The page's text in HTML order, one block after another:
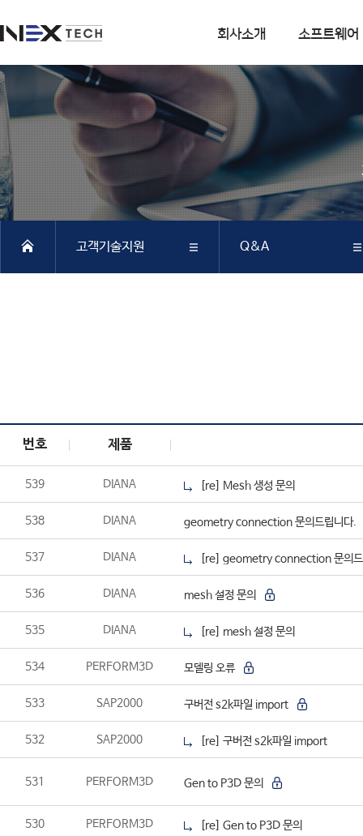
회사소개 소프트웨어
회사소개
회사연혁
사업분야
엔지니어링 사업
소프트웨어 사업
특허 및 인증
소프트웨어
DIANA
CSI
SOFiSTiK
ArCADiasoft
제품별 구매모듈소개
고객기술지원
교육센터
CONTACT
Q&A
공지사항
번호
제품
539 DIANA [re] Mesh 생성 문의
538 DIANA geometry connection 문의드립니다.
537 DIANA [re] geometry connection 문의드
536 DIANA mesh 설정 문의
535 DIANA [re] mesh 설정 문의
534 PERFORM3D 모델링 오류
533 SAP2000 구버전 s2k파일 import
532 SAP2000 [re] 구버전 s2k파일 import
531 PERFORM3D Gen to P3D 문의
530 PERFORM3D [re] Gen to P3D 문의